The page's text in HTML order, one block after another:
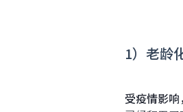
1）老龄
受疫情影响